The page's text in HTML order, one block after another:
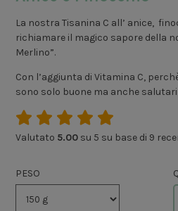
La nostra Tisanina C all’ anice,
richiamare il magico sapore della
Merlino”.
Con l’aggiunta di Vitamina C,
sono solo buone ma anche salutari
Valutato 5.00 su 5 su base di 9
PESO